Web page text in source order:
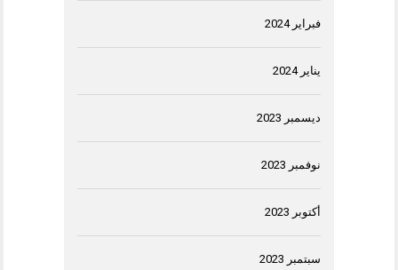
فبراير 2024
يناير 2024
ديسمبر 2023
نوفمبر 2023
أكتوبر 2023
سبتمبر 2023